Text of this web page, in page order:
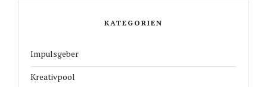
KATEGORIEN
Impulsgeber
Kreativpool